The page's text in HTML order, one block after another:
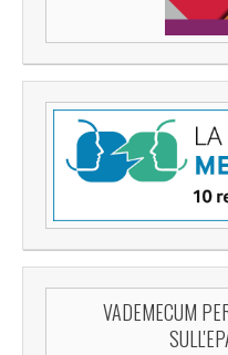
VADEMECUM